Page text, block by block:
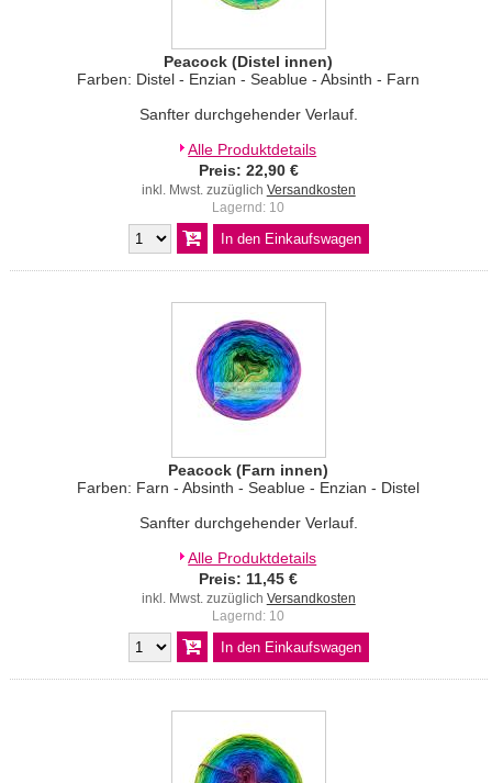
Peacock (Distel innen)
Farben: Distel - Enzian - Seablue - Absinth - Farn
Sanfter durchgehender Verlauf.
Alle Produktdetails
Preis: 22,90 €
inkl. Mwst. zuzüglich Versandkosten
Lagernd: 10
Peacock (Farn innen)
Farben: Farn - Absinth - Seablue - Enzian - Distel
Sanfter durchgehender Verlauf.
Alle Produktdetails
Preis: 11,45 €
inkl. Mwst. zuzüglich Versandkosten
Lagernd: 10